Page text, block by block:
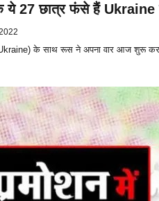
27 छात्र फंसे हैं Ukraine
के साथ रूस ने अपना वार आज शुरू कर